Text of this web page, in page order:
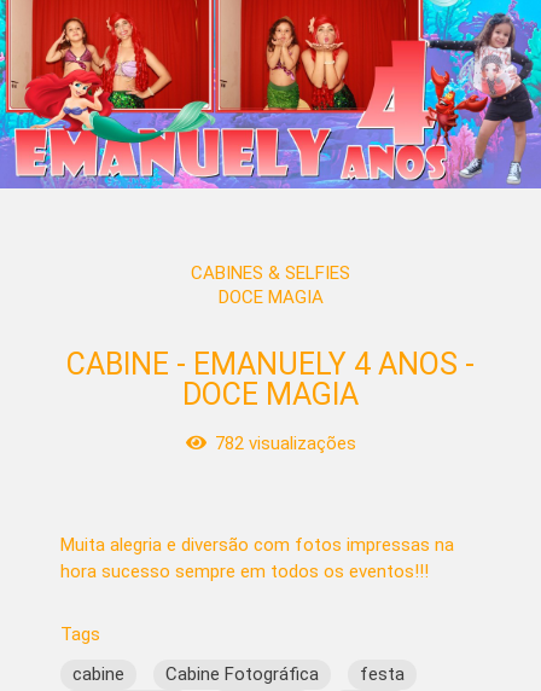
CABINES & SELFIES
DOCE MAGIA
CABINE - EMANUELY 4 ANOS -
DOCE MAGIA
782visualizações
Muita alegria e diversão com fotos impressas na
hora sucesso sempre em todos os eventos!!!
Tags
cabine
Cabine Fotográfica
festa